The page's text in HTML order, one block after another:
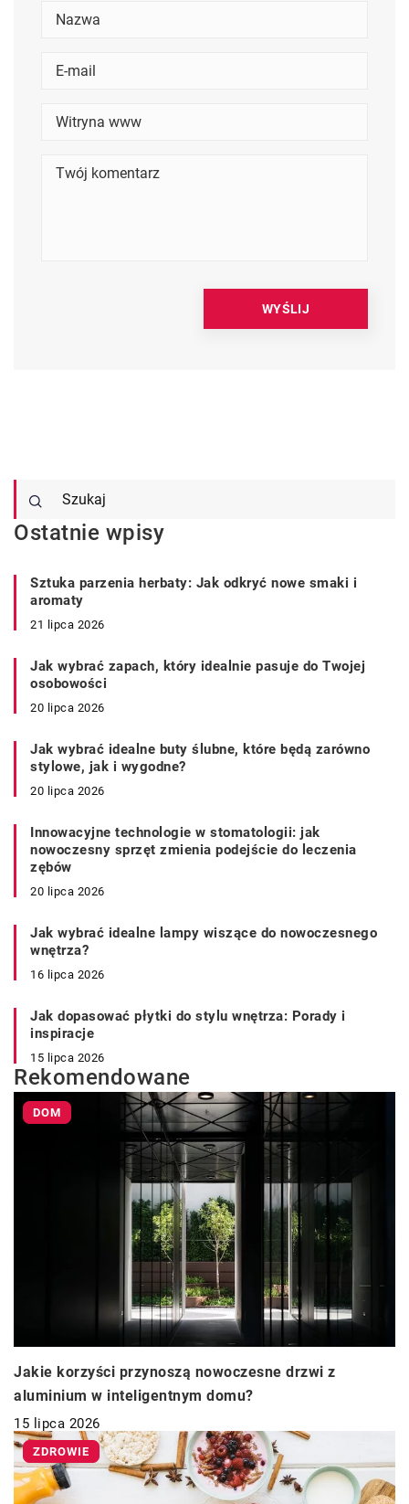
Ostatnie wpisy
Sztuka parzenia herbaty: Jak odkryć nowe smaki i
aromaty
21 lipca 2026
Jak wybrać zapach, który idealnie pasuje do Twojej
osobowości
20 lipca 2026
Jak wybrać idealne buty ślubne, które będą zarówno
stylowe, jak i wygodne?
20 lipca 2026
Innowacyjne technologie w stomatologii: jak
nowoczesny sprzęt zmienia podejście do leczenia
zębów
20 lipca 2026
Jak wybrać idealne lampy wiszące do nowoczesnego
wnętrza?
16 lipca 2026
Jak dopasować płytki do stylu wnętrza: Porady i
inspiracje
15 lipca 2026
Rekomendowane
DOM
Jakie korzyści przynoszą nowoczesne drzwi z
aluminium w inteligentnym domu?
15 lipca 2026
ZDROWIE